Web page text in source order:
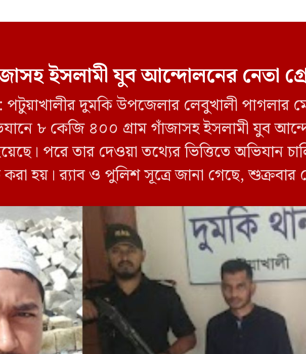
ইসলামী যুব আন্দোলনের নেতা
পটুয়াখালীর দুমকি উপজেলার লেবুখালী পাগলার
৮ কেজি ৪০০ গ্রাম গাঁজাসহ ইসলামী যুব
পরে তার দেওয়া তথ্যের ভিত্তিতে অভিযান
হয়। র‍্যাব ও পুলিশ সূত্রে জানা গেছে, শুক্রবার